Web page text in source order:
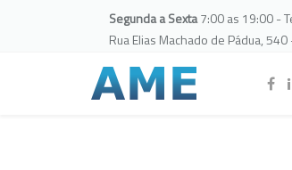
Segunda a Sexta7:00 as 19:00 -
Rua Elias Machado de Pádua,